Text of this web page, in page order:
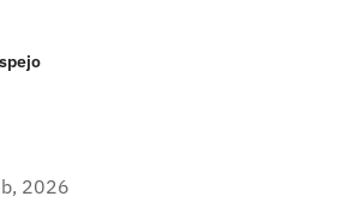
2026